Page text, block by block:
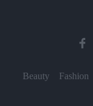
Beauty Fashion